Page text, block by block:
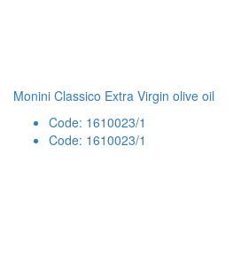
Monini Classico Extra Virgin olive oil
Code: 1610023/1
Code: 1610023/1